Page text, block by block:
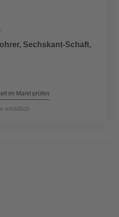
Sechskant-Schaft,
im Markt prüfen
erhältlich